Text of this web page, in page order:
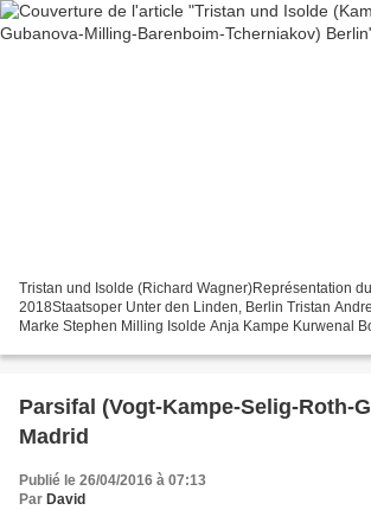
Tristan und Isolde (Richard Wagner)Représentation
2018Staatsoper Unter den Linden, Berlin Tristan
Marke Stephen Milling Isolde Anja Kampe Kurwenal
Parsifal (Vogt-Kampe-Selig-Roth-
Madrid
Publié le 26/04/2016 à 07:13
Par David